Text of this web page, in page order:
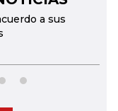
a sus